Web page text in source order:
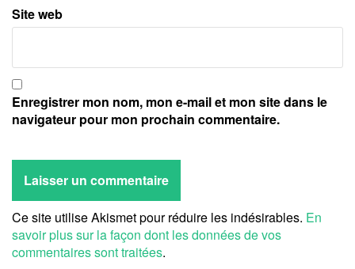
Site web
Enregistrer mon nom, mon e-mail et mon site dans le
navigateur pour mon prochain commentaire.
Ce site utilise Akismet pour réduire les indésirables. En
savoir plus sur la façon dont les données de vos
commentaires sont traitées.